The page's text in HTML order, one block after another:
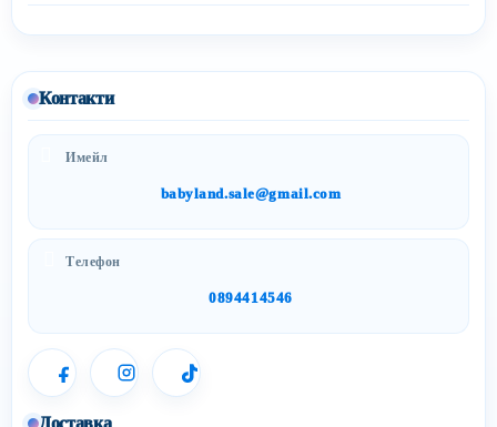
Контакти
Имейл
babyland.sale@gmail.com
Телефон
0894414546
Доставка